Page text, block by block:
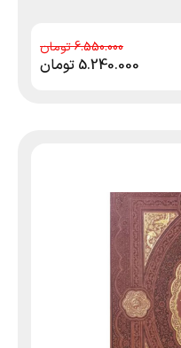
6.550.000
5.240.000 تومان